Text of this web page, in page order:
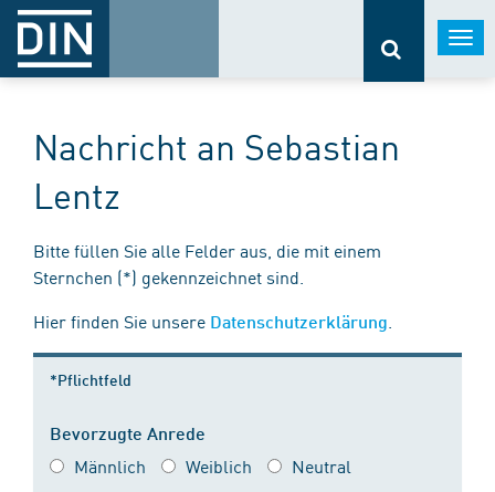
Nachricht an Sebastian
Lentz
Bitte füllen Sie alle Felder aus, die mit einem
Sternchen (*) gekennzeichnet sind.
Hier finden Sie unsere Datenschutzerklärung
*Pflichtfeld
Bevorzugte Anrede
Männlich Weiblich Neutral